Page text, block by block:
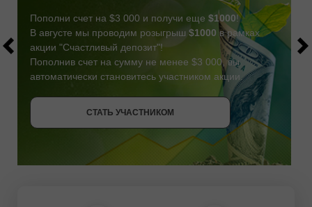
СТАТЬ УЧАСТНИКОМ
Пополни счет на $3 000 и получи еще $1000!
В августе мы проводим розыгрыш $1000 в рамках
акции "Счастливый депозит"!
Пополнив счет на сумму не менее $3 000, вы
автоматически становитесь участником акции.
СТАТЬ УЧАСТНИКОМ
ПОЛУЧИТЬ БОНУС